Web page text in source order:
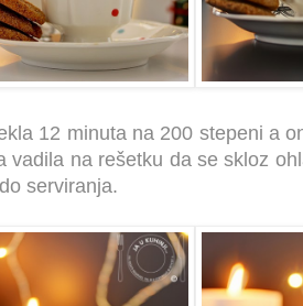
12 minuta na 200 stepeni a
vadila na rešetku da se skloz
serviranja.